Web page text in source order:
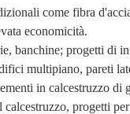
come fibra
economicità.
banchine; progetti di
multipiano, pareti
in calcestruzzo di
calcestruzzo, progetti